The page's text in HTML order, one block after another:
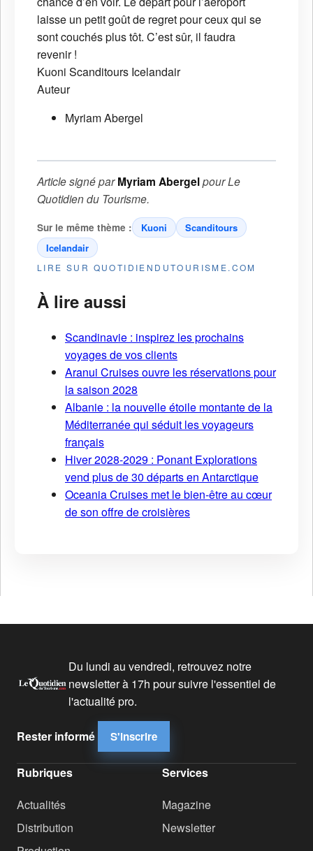
laisse un petit goût de regret pour ceux qui se
sont couchés plus tôt. C’est sûr, il faudra
revenir !
Kuoni Scanditours Icelandair
Auteur
Myriam Abergel
Article signé parMyriam AbergelpourLe
Quotidien du Tourisme.
Sur le même thème : Kuoni
Scanditours
Icelandair
LIRE SUR QUOTIDIENDUTOURISME.COM
À lire aussi
Scandinavie : inspirez les prochains
voyages de vos clients
Aranui Cruises ouvre les réservations pour
la saison 2028
Albanie : la nouvelle étoile montante de la
Méditerranée qui séduit les voyageurs
français
Hiver 2028-2029 : Ponant Explorations
vend plus de 30 départs en Antarctique
Oceania Cruises met le bien-être au cœur
de son offre de croisières
Du lundi au vendredi, retrouvez notre
newsletter à 17h pour suivre l'essentiel de
l'actualité pro.
Rester informé S'inscrire
Rubriques
Actualités
Distribution
Services
Magazine
Newsletter